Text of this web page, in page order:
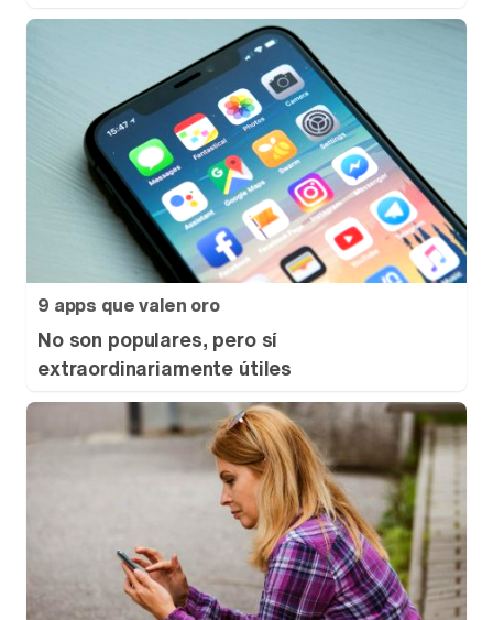
9 apps que valen oro
No son populares, pero sí
extraordinariamente útiles